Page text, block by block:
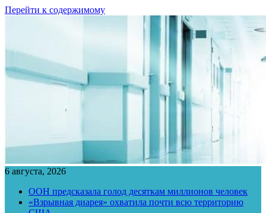
Перейти к содержимому
6 августа, 2026
ООН предсказала голод десяткам миллионов человек
«Взрывная диарея» охватила почти всю территорию